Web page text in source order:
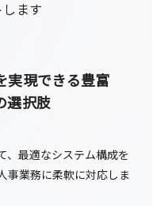
ます
実現できる豊富
選択肢
、最適なシステム構成を
事業務に柔軟に対応しま